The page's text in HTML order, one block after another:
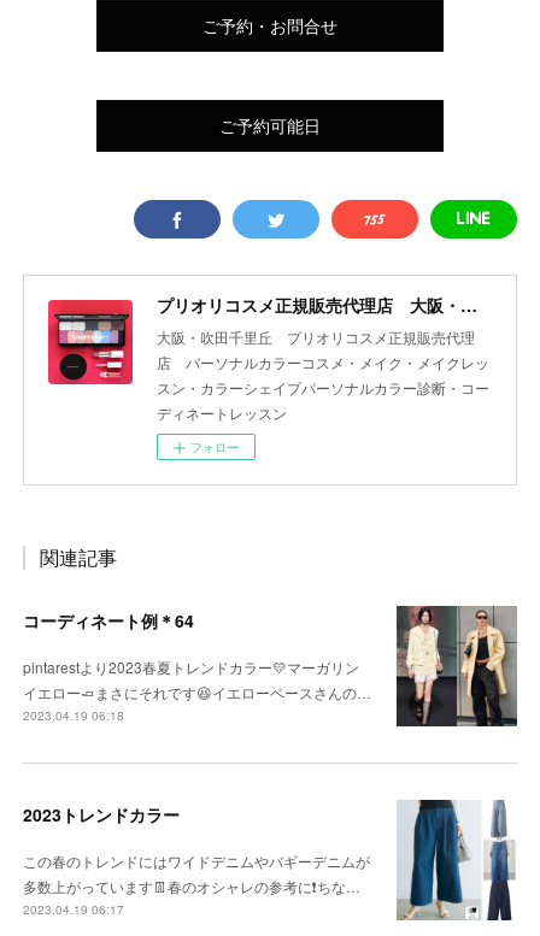
ご予約・お問合せ
ご予約可能日
プリオリコスメ正規販売代理店 大阪・吹田 yourcolor+
大阪・吹田千里丘 プリオリコスメ正規販売代理
店 パーソナルカラーコスメ・メイク・メイクレッ
スン・カラーシェイプパーソナルカラー診断・コー
ディネートレッスン
フォロー
関連記事
コーディネート例＊64
pintarestより2023春夏トレンドカラー💛マーガリン
イエロー🧈まさにそれです😆イエローベースさんの…
2023.04.19 06:18
2023トレンドカラー
この春のトレンドにはワイドデニムやバギーデニムが
多数上がっています👖春のオシャレの参考に❗️ちな…
2023.04.19 06:17